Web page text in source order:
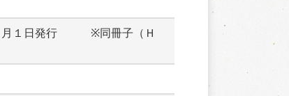
１日発行　　　※同冊子（Ｈ